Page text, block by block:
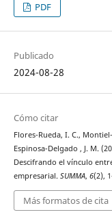
PDF
Publicado
2024-08-28
Cómo citar
Flores-Rueda, I. C.,
Espinosa-Delgado , J. M.
Descifrando el vínculo
empresarial. SUMMA, 6(2),
Más formatos de cita